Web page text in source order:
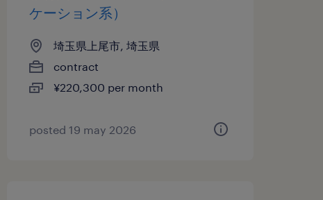
ケーション系）
埼玉県上尾市, 埼玉県
contract
¥220,300 per month
posted 19 may 2026